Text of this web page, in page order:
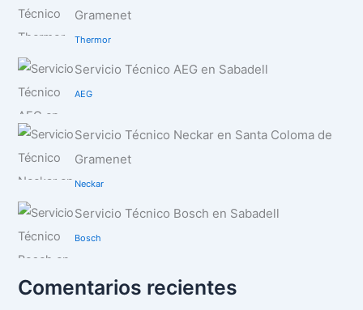
Gramenet
Thermor
Servicio Técnico AEG en Sabadell
AEG
Servicio Técnico Neckar en Santa Coloma de
Gramenet
Neckar
Servicio Técnico Bosch en Sabadell
Bosch
Comentarios recientes